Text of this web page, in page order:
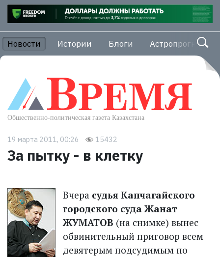
Новости Истории Блоги Астропрогноз
19 марта 2011, 00:26 15432
За пытку - в клетку
Вчера судья Капчагайского
городского суда Жанат
ЖУМАТОВ (на снимке) вынес
обвинительный приговор всем
девятерым подсудимым по